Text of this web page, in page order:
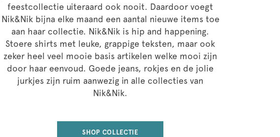
feestcollectie uiteraard ook nooit. Daardoor voegt
Nik&Nik bijna elke maand een aantal nieuwe items toe
aan haar collectie. Nik&Nik is hip and happening.
Stoere shirts met leuke, grappige teksten, maar ook
zeker heel veel mooie basis artikelen welke mooi zijn
door haar eenvoud. Goede jeans, rokjes en de jolie
jurkjes zijn ruim aanwezig in alle collecties van
Nik&Nik.
SHOP COLLECTIE